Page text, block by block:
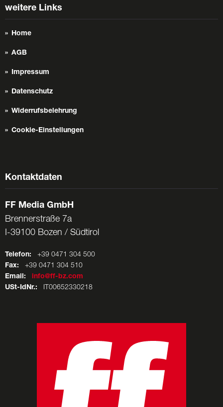
weitere Links
Home
AGB
Impressum
Datenschutz
Widerrufsbelehrung
Cookie-Einstellungen
Kontaktdaten
FF Media GmbH
Brennerstraße 7a
I-39100 Bozen / Südtirol
Telefon: +39 0471 304 500
Fax: +39 0471 304 510
Email:
info@ff-bz.com
USt-IdNr.: IT00652330218